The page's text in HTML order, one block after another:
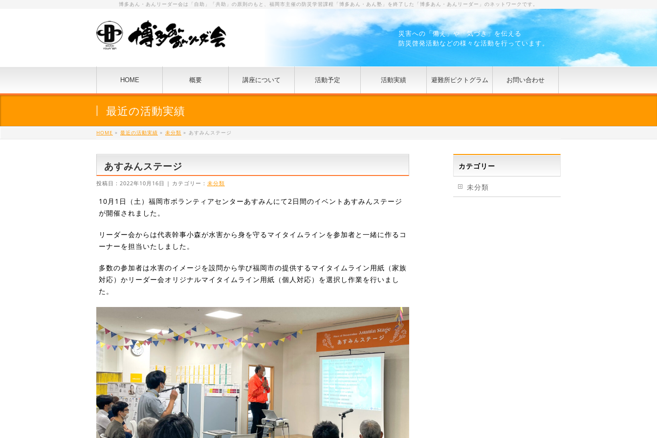
博多あん・あんリーダー会は「自助」「共助」の原則のもと、福岡市主催の防災学習課程「博多あん・あん塾」を終了した「博多あん・あんリーダー」のネットワークです。
災害への「備え」や「気づき」を伝える
防災啓発活動などの様々な活動を行っています。
HOME 概要 講座について 活動予定 活動実績 避難所ピクトグラム お問い合わせ
最近の活動実績
HOME » 最近の活動実績 » 未分類 » あすみんステージ
あすみんステージ
投稿日 : 2022年10月16日 | カテゴリー : 未分類
10月1日（土）福岡市ボランティアセンターあすみんにて2日間のイベントあすみんステージ
が開催されました。
リーダー会からは代表幹事小森が水害から身を守るマイタイムラインを参加者と一緒に作るコ
ーナーを担当いたしました。
多数の参加者は水害のイメージを設問から学び福岡市の提供するマイタイムライン用紙（家族
対応）かリーダー会オリジナルマイタイムライン用紙（個人対応）を選択し作業を行いまし
た。
カテゴリー
未分類